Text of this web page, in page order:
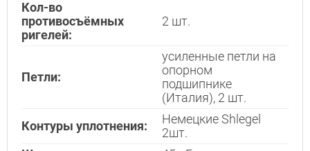
Кол-во
противосъёмных
ригелей:
2 шт.
Петли:
усиленные петли на
опорном
подшипнике
(Италия), 2 шт.
Контуры уплотнения:
Немецкие Shlegel
2шт.